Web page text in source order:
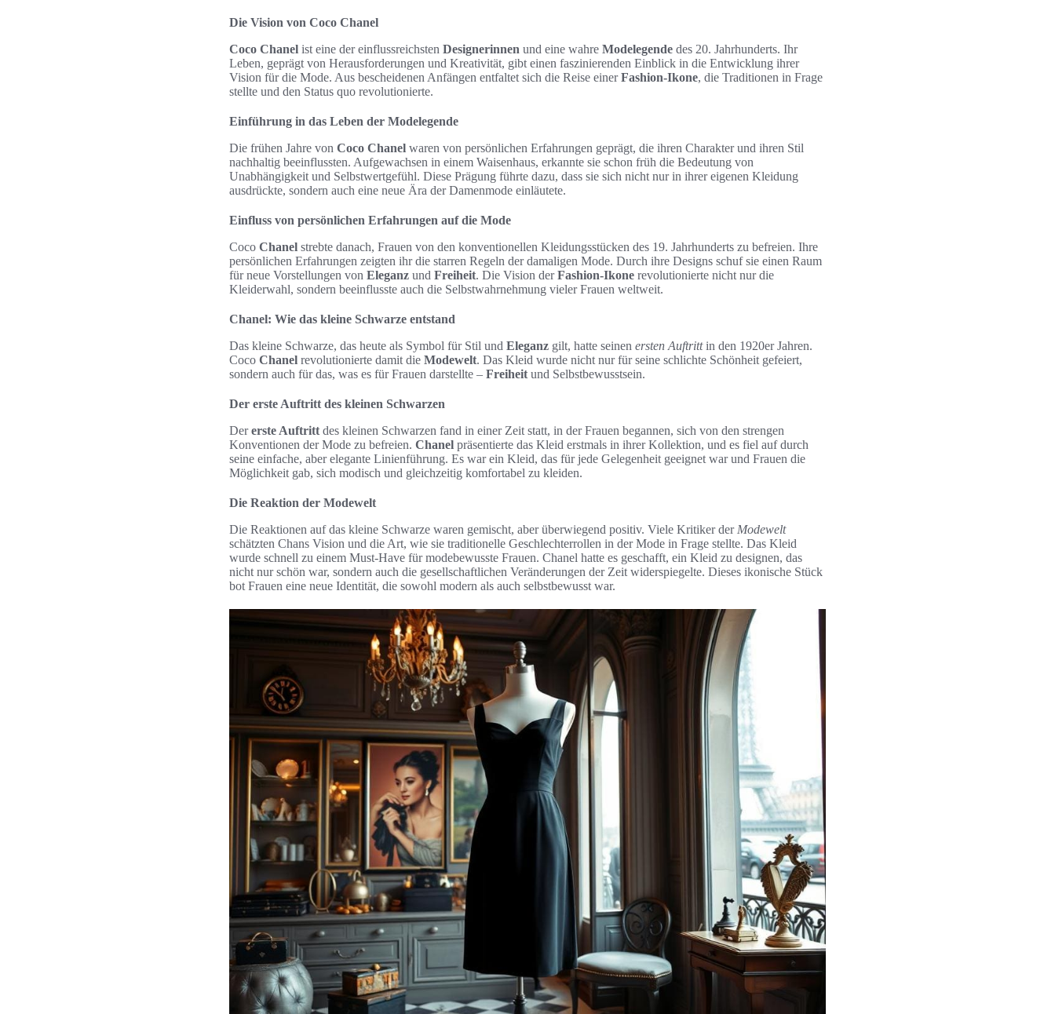
Die Vision von Coco Chanel
Coco Chanel ist eine der einflussreichsten Designerinnen und eine wahre Modelegende des 20. Jahrhunderts. Ihr
Leben, geprägt von Herausforderungen und Kreativität, gibt einen faszinierenden Einblick in die Entwicklung ihrer
Vision für die Mode. Aus bescheidenen Anfängen entfaltet sich die Reise einerFashion-Ikone, die Traditionen in Frage
stellte und den Status quo revolutionierte.
Einführung in das Leben der Modelegende
Die frühen Jahre von Coco Chanel waren von persönlichen Erfahrungen geprägt, die ihren Charakter und ihren Stil
nachhaltig beeinflussten. Aufgewachsen in einem Waisenhaus, erkannte sie schon früh die Bedeutung von
Unabhängigkeit und Selbstwertgefühl. Diese Prägung führte dazu, dass sie sich nicht nur in ihrer eigenen Kleidung
ausdrückte, sondern auch eine neue Ära der Damenmode einläutete.
Einfluss von persönlichen Erfahrungen auf die Mode
Coco Chanel strebte danach, Frauen von den konventionellen Kleidungsstücken des 19. Jahrhunderts zu befreien. Ihre
persönlichen Erfahrungen zeigten ihr die starren Regeln der damaligen Mode. Durch ihre Designs schuf sie einen Raum
für neue Vorstellungen von Eleganz und Freiheit. Die Vision derFashion-Ikone revolutionierte nicht nur die
Kleiderwahl, sondern beeinflusste auch die Selbstwahrnehmung vieler Frauen weltweit.
Chanel: Wie das kleine Schwarze entstand
Das kleine Schwarze, das heute als Symbol für Stil und Eleganz gilt, hatte seinen ersten Auftrittin den 1920er Jahren.
Coco Chanel revolutionierte damit die Modewelt. Das Kleid wurde nicht nur für seine schlichte Schönheit gefeiert,
sondern auch für das, was es für Frauen darstellte – Freiheit und Selbstbewusstsein.
Der erste Auftritt des kleinen Schwarzen
Dererste Auftritt des kleinen Schwarzen fand in einer Zeit statt, in der Frauen begannen, sich von den strengen
Konventionen der Mode zu befreien. Chanel präsentierte das Kleid erstmals in ihrer Kollektion, und es fiel auf durch
seine einfache, aber elegante Linienführung. Es war ein Kleid, das für jede Gelegenheit geeignet war und Frauen die
Möglichkeit gab, sich modisch und gleichzeitig komfortabel zu kleiden.
Die Reaktion der Modewelt
Die Reaktionen auf das kleine Schwarze waren gemischt, aber überwiegend positiv. Viele Kritiker der Modewelt
schätzten Chans Vision und die Art, wie sie traditionelle Geschlechterrollen in der Mode in Frage stellte. Das Kleid
wurde schnell zu einem Must-Have für modebewusste Frauen. Chanel hatte es geschafft, ein Kleid zu designen, das
nicht nur schön war, sondern auch die gesellschaftlichen Veränderungen der Zeit widerspiegelte. Dieses ikonische Stück
bot Frauen eine neue Identität, die sowohl modern als auch selbstbewusst war.